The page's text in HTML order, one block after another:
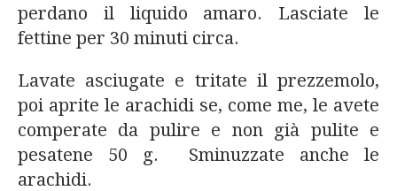
perdano il liquido amaro. Lasciate le
fettine per 30 minuti circa.
Lavate asciugate e tritate il prezzemolo,
poi aprite le arachidi se, come me, le avete
comperate da pulire e non già pulite e
pesatene 50 g. Sminuzzate anche le
arachidi.